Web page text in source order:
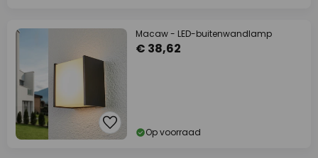
Macaw - LED-buitenwandlamp
€ 38,62
Op voorraad